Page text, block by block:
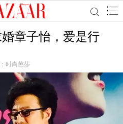
章子怡，爱是行
时尚芭莎